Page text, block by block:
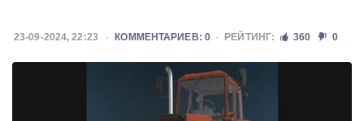
23-09-2024, 22:23 КОММЕНТАРИЕВ: 0 РЕЙТИНГ: 360 0